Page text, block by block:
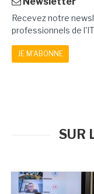
Recevez notre
professionnels de
JE M'ABONNE
SUR